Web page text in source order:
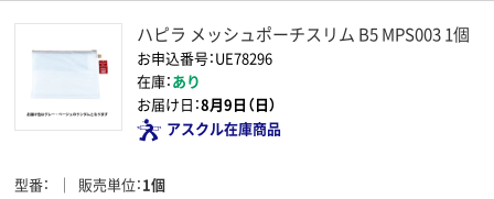
ハピラ メッシュポーチスリム B5 MPS003 1個
お申込番号：UE78296
在庫：あり
お届け日：8月9日（日）
アスクル在庫商品
型番 販売単位 1個